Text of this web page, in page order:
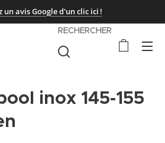
un avis Google d'un clic ici !
RECHERCHER
inox 145-155